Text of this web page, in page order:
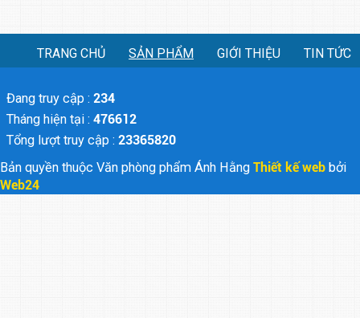
TRANG CHỦ SẢN PHẨM GIỚI THIỆU TIN TỨC
Đang truy cập : 234
Tháng hiện tại : 476612
Tổng lượt truy cập : 23365820
Bản quyền thuộc Văn phòng phẩm Ánh Hằng Thiết kế web bởi
Web24